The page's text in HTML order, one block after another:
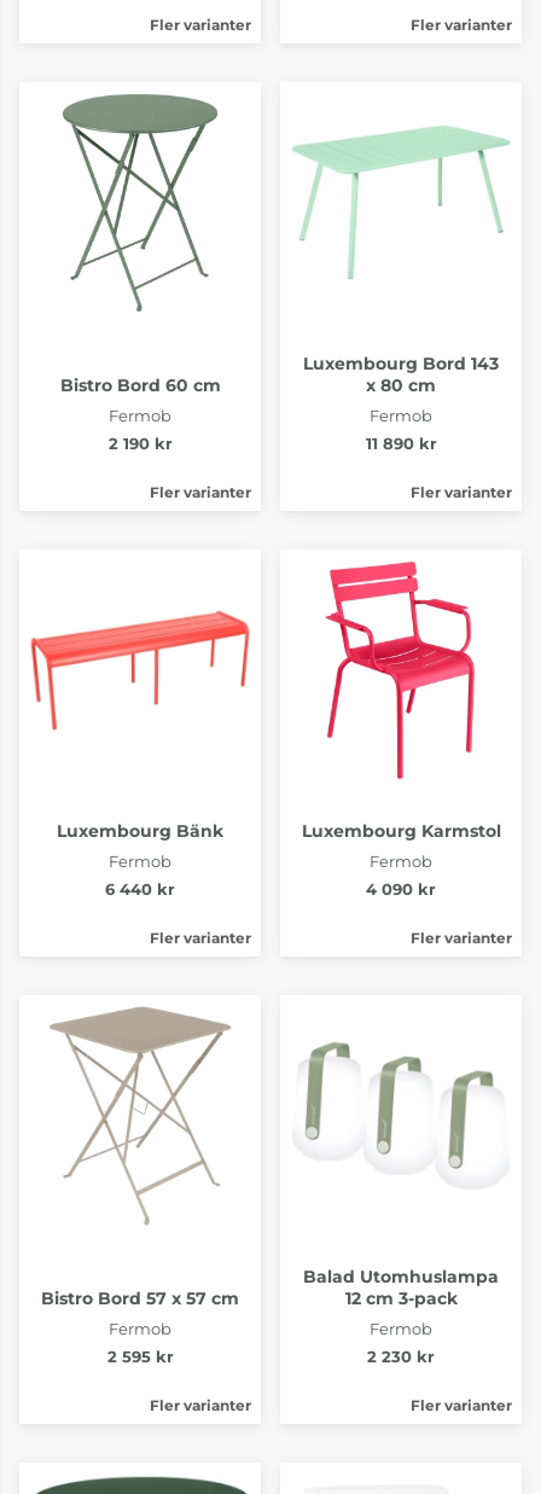
Fler varianter Fler varianter
Bistro Bord 60 cm
Fermob
2 190 kr
Fler varianter
Luxembourg Bord 143
x 80 cm
Fermob
11 890 kr
Fler varianter
Luxembourg Bänk
Fermob
6 440 kr
Fler varianter
Luxembourg Karmstol
Fermob
4 090 kr
Fler varianter
Bistro Bord 57 x 57 cm
Fermob
2 595 kr
Fler varianter
Balad Utomhuslampa
12 cm 3-pack
Fermob
2 230 kr
Fler varianter